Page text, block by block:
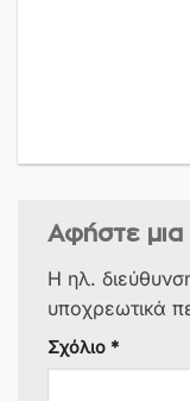
Αφήστε
Η ηλ.
υποχρεωτικά
Σχόλιο *